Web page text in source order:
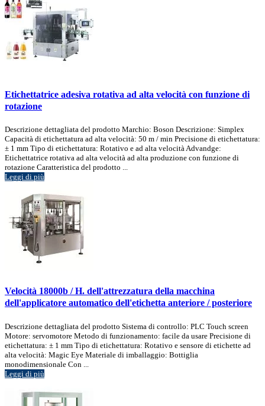
Etichettatrice adesiva rotativa ad alta velocità con funzione di
rotazione
Descrizione dettagliata del prodotto Marchio: Boson Descrizione: Simplex
Capacità di etichettatura ad alta velocità: 50 m / min Precisione di etichettatura:
± 1 mm Tipo di etichettatura: Rotativo e ad alta velocità Advandge:
Etichettatrice rotativa ad alta velocità ad alta produzione con funzione di
rotazione Caratteristica del prodotto ...
Leggi di più
Velocità 18000b / H. dell'attrezzatura della macchina
dell'applicatore automatico dell'etichetta anteriore / posteriore
Descrizione dettagliata del prodotto Sistema di controllo: PLC Touch screen
Motore: servomotore Metodo di funzionamento: facile da usare Precisione di
etichettatura: ± 1 mm Tipo di etichettatura: Rotativo e sensore di etichette ad
alta velocità: Magic Eye Materiale di imballaggio: Bottiglia
monodimensionale Con ...
Leggi di più